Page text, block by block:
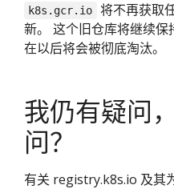
k8s.gcr.io
将不再获取
新。 这个旧仓库将继续
在以后将会被彻底淘汰。
我仍有疑问
问？
有关 registry.k8s.io 及其